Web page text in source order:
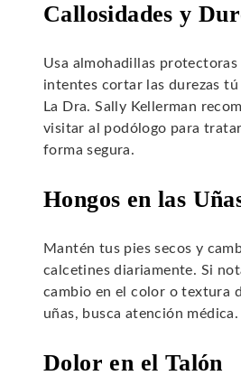
Callosidades y
Usa almohadillas protectoras
intentes cortar las durezas tú
La Dra. Sally Kellerman
visitar al podólogo para
forma segura.
Hongos en las
Mantén tus pies secos y
calcetines diariamente. Si
cambio en el color o textura
uñas, busca atención médica.
Dolor en el Talón